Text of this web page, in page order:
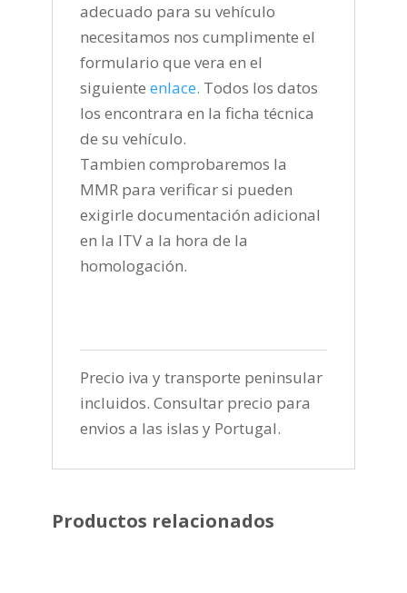
adecuado para su vehículo
necesitamos nos cumplimente el
formulario que vera en el
siguiente enlace. Todos los datos
los encontrara en la ficha técnica
de su vehículo.
Tambien comprobaremos la
MMR para verificar si pueden
exigirle documentación adicional
en la ITV a la hora de la
homologación.
Precio iva y transporte peninsular
incluidos. Consultar precio para
envios a las islas y Portugal.
Productos relacionados